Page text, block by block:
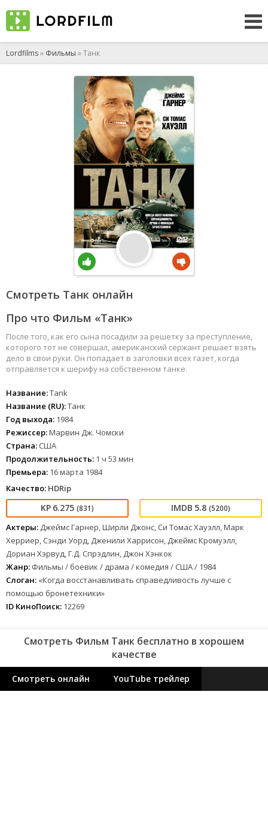
Lordfilms» Фильмы » Танк
Смотреть Танк онлайн
Про что Фильм «Танк»
После того, как его сына посадили за решетку за преступление,
которого тот не совершал, американский сержант решает взять
дело в свои руки. Он попадает в заголовки всех газет, когда
отправляется к шерифу на собственном танке.
Название:Tank
Название (RU):Танк
Год выхода: 1984
Режиссер:Марвин Дж. Чомски
Страна: США
Продолжительность: 1 ч 53 мин
Премьера: 16 марта 1984
Качество: HDRip
6.275 (831) 5.8 (5200)
Актеры: Джеймс Гарнер, Ширли Джонс, Си Томас Хауэлл, Марк
Херриер, Сэнди Уорд, Дженили Харрисон, Джеймс Кромуэлл,
Дориан Хэрвуд, Г.Д. Спрэдлин, Джон Хэнкок
Жанр: Фильмы / боевик / драма / комедия / США / 1984
Слоган: «Когда восстанавливать справедливость лучше с
помощью бронетехники»
ID КиноПоиск: 12269
Смотреть Фильм Танк бесплатно в хорошем
качестве
Смотреть онлайн YouTube трейлер